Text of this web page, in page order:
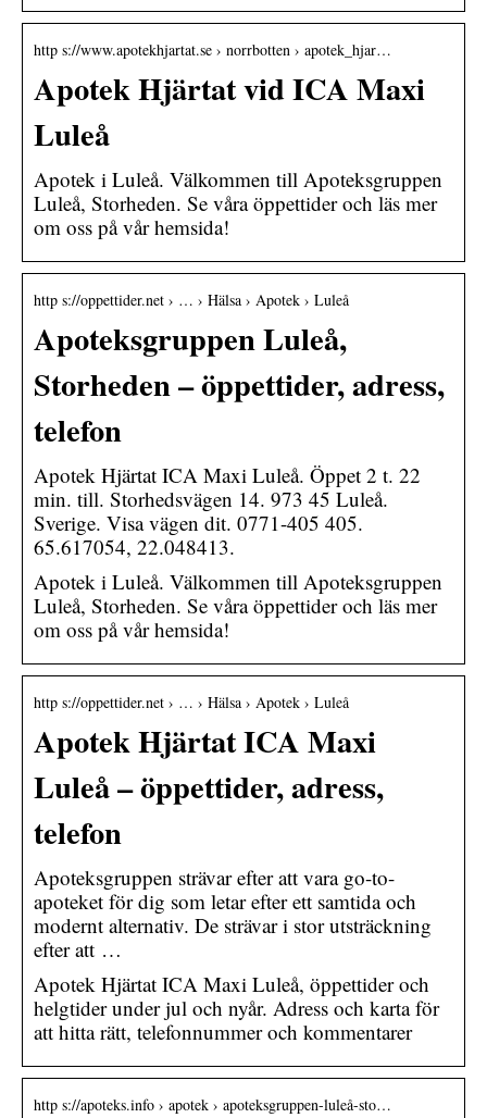
http s://www.apotekhjartat.se › norrbotten › apotek_hjar…
Apotek Hjärtat vid ICA Maxi
Luleå
Apotek i Luleå. Välkommen till Apoteksgruppen
Luleå, Storheden. Se våra öppettider och läs mer
om oss på vår hemsida!
http s://oppettider.net › … › Hälsa › Apotek › Luleå
Apoteksgruppen Luleå,
Storheden – öppettider, adress,
telefon
Apotek Hjärtat ICA Maxi Luleå. Öppet 2 t. 22
min. till. Storhedsvägen 14. 973 45 Luleå.
Sverige. Visa vägen dit. 0771-405 405.
65.617054, 22.048413.
Apotek i Luleå. Välkommen till Apoteksgruppen
Luleå, Storheden. Se våra öppettider och läs mer
om oss på vår hemsida!
http s://oppettider.net › … › Hälsa › Apotek › Luleå
Apotek Hjärtat ICA Maxi
Luleå – öppettider, adress,
telefon
Apoteksgruppen strävar efter att vara go-to-
apoteket för dig som letar efter ett samtida och
modernt alternativ. De strävar i stor utsträckning
efter att …
Apotek Hjärtat ICA Maxi Luleå, öppettider och
helgtider under jul och nyår. Adress och karta för
att hitta rätt, telefonnummer och kommentarer
http s://apoteks.info › apotek › apoteksgruppen-luleå-sto…